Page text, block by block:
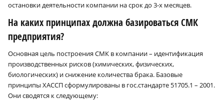
остановки деятельности компании на срок до 3‑х месяцев.
На каких принципах должна базироваться СМК
предприятия?
Основная цель построения СМК в компании – идентификация
производственных рисков (химических, физических,
биологических) и снижение количества брака. Базовые
принципы ХАССП сформулированы в гос.стандарте 51705.1 – 2001.
Они сводятся к следующему: